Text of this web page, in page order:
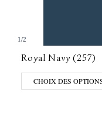
1/2
Royal Navy (257)
CHOIX DES